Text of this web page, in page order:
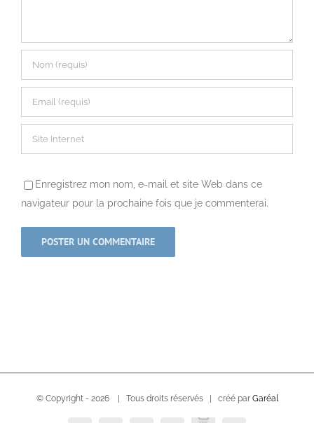
Enregistrez mon nom, e-mail et site Web dans ce
navigateur pour la prochaine fois que je commenterai.
© Copyright - 2026 | Tous droits réservés | créé par Garéal